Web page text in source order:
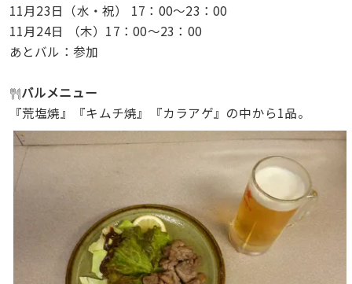
11月23日（水・祝） 17：00～23：00
11月24日 （木）17：00～23：00
あとバル：参加
バルメニュー
『荒塩焼』『キムチ焼』『カラアゲ』の中から1品。